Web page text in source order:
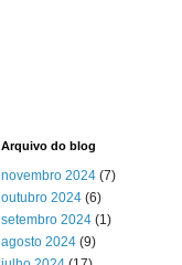
Arquivo do blog
novembro 2024 (7)
outubro 2024 (6)
setembro 2024 (1)
agosto 2024 (9)